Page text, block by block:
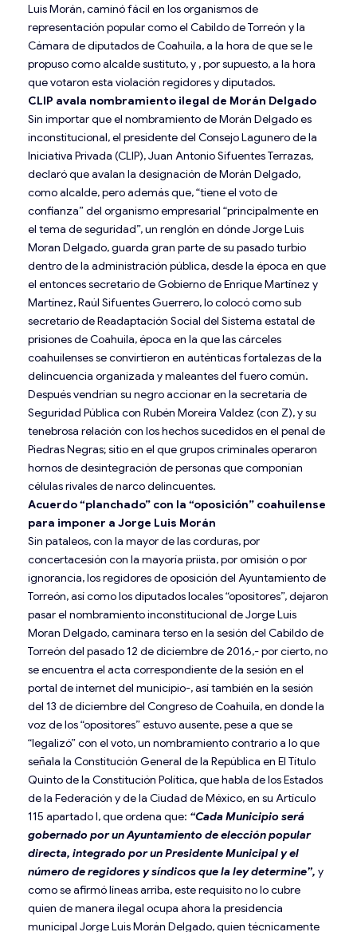
Luis Morán, caminó fácil en los organismos de
representación popular como el Cabildo de Torreón y la
Cámara de diputados de Coahuila, a la hora de que se le
propuso como alcalde sustituto, y , por supuesto, a la hora
que votaron esta violación regidores y diputados.
CLIP avala nombramiento ilegal de Morán Delgado
Sin importar que el nombramiento de Morán Delgado es
inconstitucional, el presidente del Consejo Lagunero de la
Iniciativa Privada (CLIP), Juan Antonio Sifuentes Terrazas,
declaró que avalan la designación de Morán Delgado,
como alcalde, pero además que, “tiene el voto de
confianza” del organismo empresarial “principalmente en
el tema de seguridad”, un renglón en dónde Jorge Luis
Moran Delgado, guarda gran parte de su pasado turbio
dentro de la administración pública, desde la época en que
el entonces secretario de Gobierno de Enrique Martínez y
Martínez, Raúl Sifuentes Guerrero, lo colocó como sub
secretario de Readaptación Social del Sistema estatal de
prisiones de Coahuila, época en la que las cárceles
coahuilenses se convirtieron en auténticas fortalezas de la
delincuencia organizada y maleantes del fuero común.
Después vendrían su negro accionar en la secretaría de
Seguridad Pública con Rubén Moreira Valdez (con Z), y su
tenebrosa relación con los hechos sucedidos en el penal de
Piedras Negras; sitio en el que grupos criminales operaron
hornos de desintegración de personas que componían
células rivales de narco delincuentes.
Acuerdo “planchado” con la “oposición” coahuilense
para imponer a Jorge Luis Morán
Sin pataleos, con la mayor de las corduras, por
concertacesión con la mayoría priista, por omisión o por
ignorancia, los regidores de oposición del Ayuntamiento de
Torreón, así como los diputados locales “opositores”, dejaron
pasar el nombramiento inconstitucional de Jorge Luis
Moran Delgado, caminara terso en la sesión del Cabildo de
Torreón del pasado 12 de diciembre de 2016,- por cierto, no
se encuentra el acta correspondiente de la sesión en el
portal de internet del municipio-, así también en la sesión
del 13 de diciembre del Congreso de Coahuila, en donde la
voz de los “opositores” estuvo ausente, pese a que se
“legalizó” con el voto, un nombramiento contrario a lo que
señala la Constitución General de la República en El Título
Quinto de la Constitución Política, que habla de los Estados
de la Federación y de la Ciudad de México, en su Artículo
115 apartado I, que ordena que: “Cada Municipio será
gobernado por un Ayuntamiento de elección popular
directa, integrado por un Presidente Municipal y el
número de regidores y síndicos que la ley determine”, y
como se afirmó líneas arriba, este requisito no lo cubre
quien de manera ilegal ocupa ahora la presidencia
municipal Jorge Luis Morán Delgado, quien técnicamente